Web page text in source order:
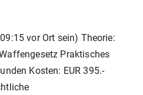
vor Ort sein) Theorie:
Praktisches
Kosten: EUR 395.-